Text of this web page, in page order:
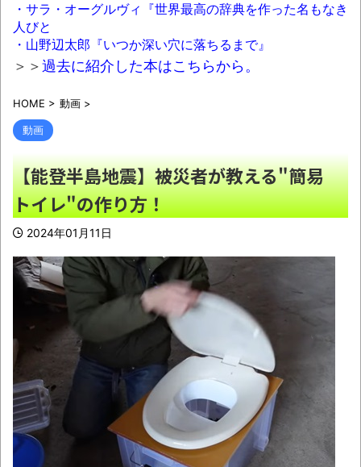
【朗報】熊にはアリキックが有効と判明
襲われた男性「アリキックで追っ払った」
NEW!
なら4,980円ｗｗｗｗｗｗ
駐車テクニックを見せつけてネット民をドン引
きさせるｗｗｗｗｗｗNEW!
【画像】新聞さん、壮大な縦読みを仕込ん
でしまう
【驚愕】女性が求める「普通の男性」の条
件がこちらｗｗｗｗｗｗｗNEW!
「パソコンが正しくシャットダウンされ
なかった出来事を描いた絵日記をXくんがセン
シティブ判定してきて特殊性癖レベルが高すぎ
た」ほか、8月10日の新着CGまとめNEW!
【特攻隊員の本音】「ああァ、だまされち
ゃった。今度生れる時はアメリカへ生れるぞ」
出撃前に残された若者たちの言葉NEW!
・サラ・オーグルヴィ『世界最高の辞典を作った名もなき
人びと
・山野辺太郎『いつか深い穴に落ちるまで』
＞＞過去に紹介した本はこちらから。
HOME > 動画 >
動画
【能登半島地震】被災者が教える"簡易
トイレ"の作り方！
2024年01月11日